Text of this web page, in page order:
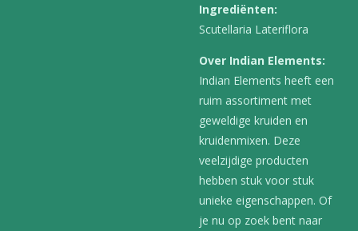
Ingrediënten:
Scutellaria Lateriflora
Over Indian Elements:
Indian Elements heeft een
ruim assortiment met
geweldige kruiden en
kruidenmixen. Deze
veelzijdige producten
hebben stuk voor stuk
unieke eigenschappen. Of
je nu op zoek bent naar